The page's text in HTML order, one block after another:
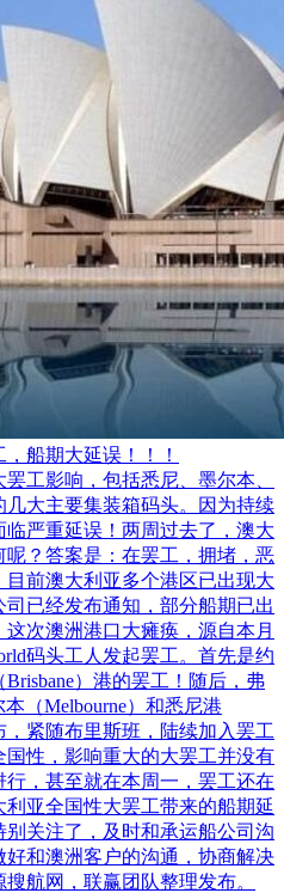
船期大延误！！！
工影响，包括悉尼、墨尔本、
大主要集装箱码头。因为持续
严重延误！两周过去了，澳大
？答案是：在罢工，拥堵，恶
前澳大利亚多个港区已出现大
已经发布通知，部分船期已出
次澳洲港口大瘫痪，源自本月
码头工人发起罢工。首先是约
）港的罢工！随后，弗
（Melbourne）和悉尼港
，紧随布里斯班，陆续加入罢工
性，影响重大的大罢工并没有
，甚至就在本周一，罢工还在
亚全国性大罢工带来的船期延
关注了，及时和承运船公司沟
和澳洲客户的沟通，协商解决
航网，联赢团队整理发布。